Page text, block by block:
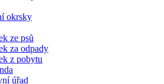
okrsky
ze psů
za odpady
z pobytu
úřad